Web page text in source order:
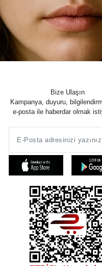
Bize Ulaşın
Kampanya, duyuru,
e-posta ile haberdar olmak